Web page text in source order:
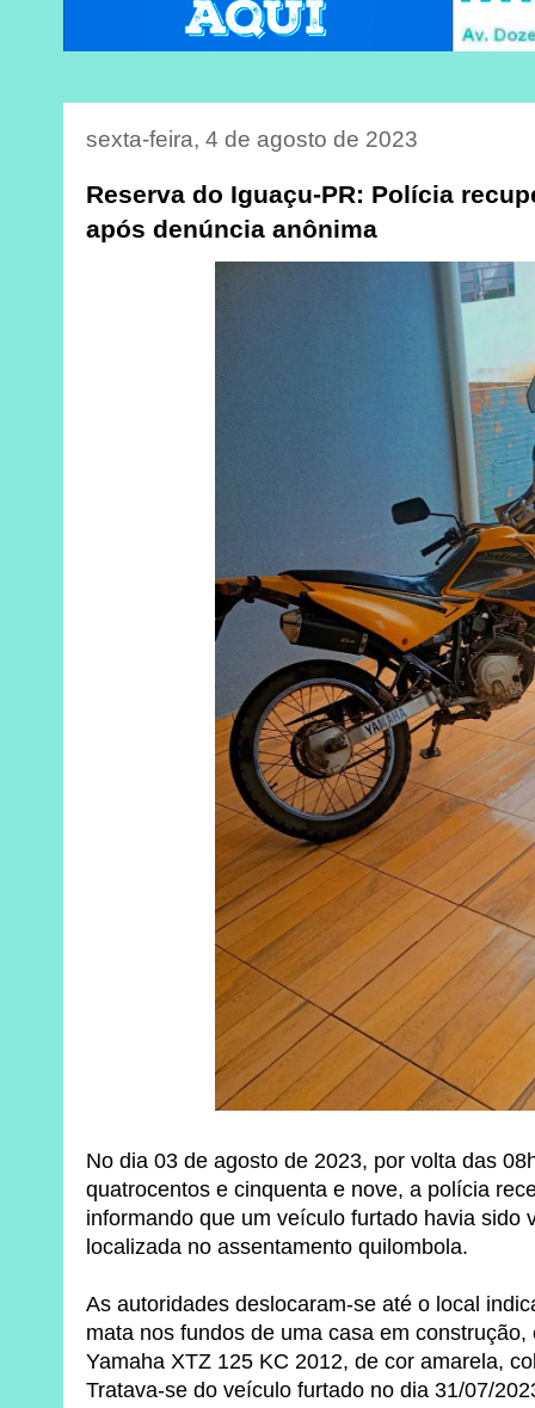
sexta-feira, 4 de agosto de 2023
Reserva do Iguaçu-PR: Polícia
após denúncia anônima
No dia 03 de agosto de 2023, por volta das
quatrocentos e cinquenta e nove, a polícia
informando que um veículo furtado havia sido
localizada no assentamento quilombola.
As autoridades deslocaram-se até o local
mata nos fundos de uma casa em
Yamaha XTZ 125 KC 2012, de cor amarela,
Tratava-se do veículo furtado no dia 31/07/